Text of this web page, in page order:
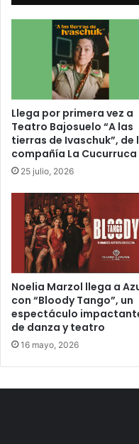
Llega por primera vez a
Teatro Bajosuelo “A las
tierras de Ivaschuk”, de
compañía La Cucurruca
25 julio, 2026
Noelia Marzol llega a
con “Bloody Tango”, un
espectáculo
de danza y teatro
16 mayo, 2026